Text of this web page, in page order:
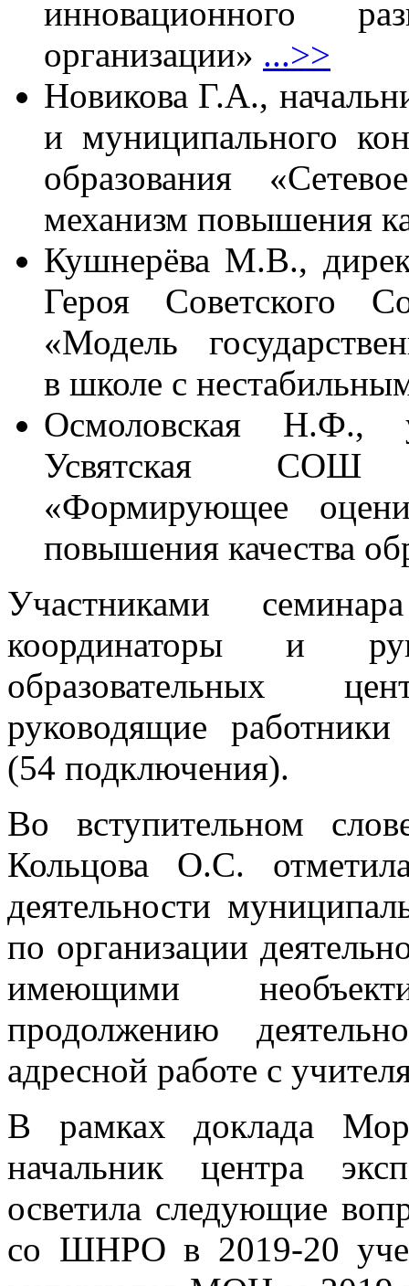
инновационного
организации» ...>>
Новикова Г.А.,
и муниципального
образования
механизм повышения
Кушнерёва М.В.,
Героя Советского
«Модель
в школе с
Осмоловская Н.Ф.,
Усвятская СОШ
«Формирующее
повышения качества
Участниками
координаторы и
образовательных
руководящие работники
(54 подключения).
Во вступительном
Кольцова О.С.
деятельности
по организации
имеющими
продолжению
адресной работе с
В рамках доклада
начальник центра
осветила следующие
со ШНРО в 2019-20